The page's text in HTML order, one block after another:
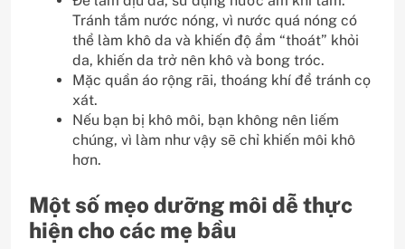
Tránh tắm nước nóng, vì nước quá nóng có
thể làm khô da và khiến độ ẩm “thoát” khỏi
da, khiến da trở nên khô và bong tróc.
Mặc quần áo rộng rãi, thoáng khí để tránh cọ
xát.
Nếu bạn bị khô môi, bạn không nên liếm
chúng, vì làm như vậy sẽ chỉ khiến môi khô
hơn.
Một số mẹo dưỡng môi dễ thực
hiện cho các mẹ bầu